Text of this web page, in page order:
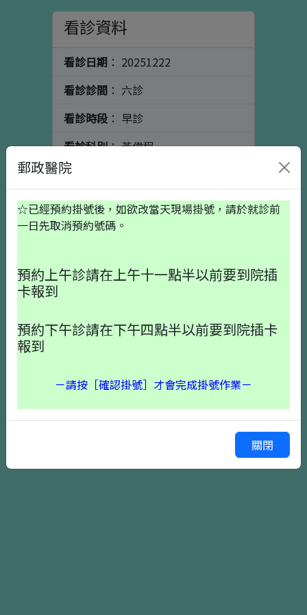
看診資料
看診日期 ： 20251222
看診診間 ： 六診
看診時段 ： 早診
看診科別： 黃偉程
看診醫師
個人資料 初診請按這裡
確認掛號 上一頁
郵政醫院
☆已經預約掛號後，如欲改當天現場掛號，請於就診前
一日先取消預約號碼。
預約上午診請在上午十一點半以前要到院插
卡報到
預約下午診請在下午四點半以前要到院插卡
報到
－請按［確認掛號］才會完成掛號作業－
關閉